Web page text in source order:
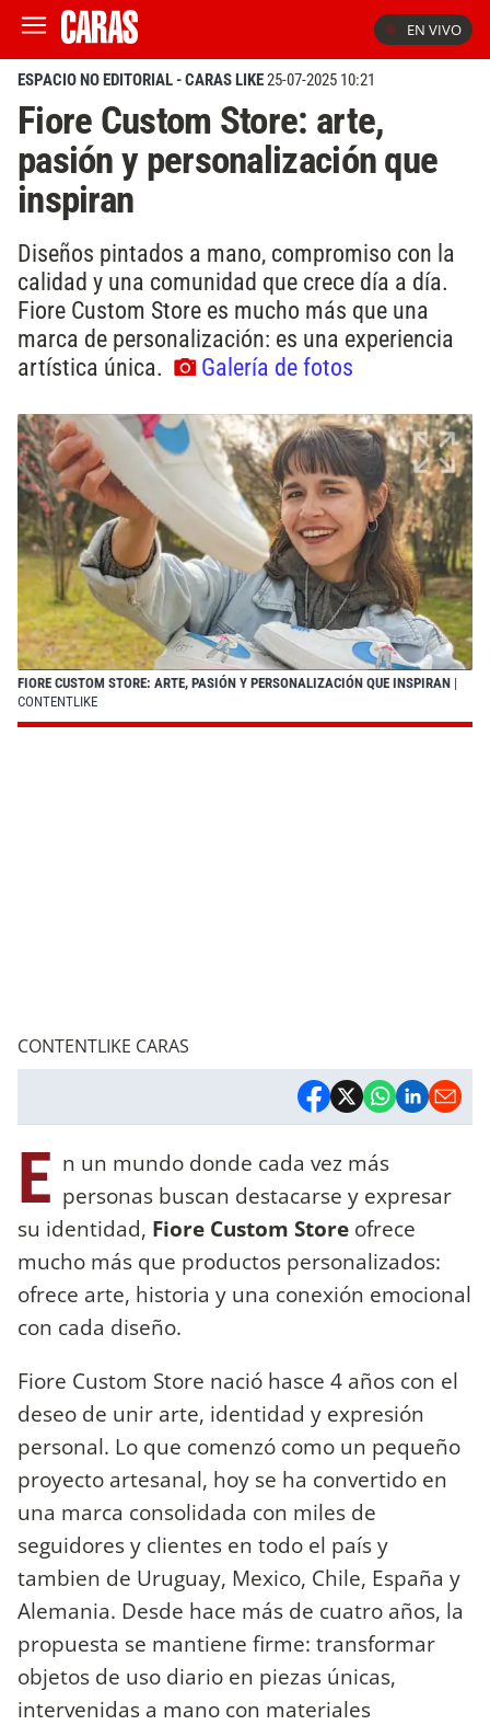
EN VIVO
ESPACIO NO EDITORIAL - CARAS LIKE25-07-2025 10:21
Fiore Custom Store: arte,
pasión y personalización que
inspiran
Diseños pintados a mano, compromiso con la
calidad y una comunidad que crece día a día.
Fiore Custom Store es mucho más que una
marca de personalización: es una experiencia
artística única.
Galería de fotos
FIORE CUSTOM STORE: ARTE, PASIÓN Y PERSONALIZACIÓN QUE INSPIRAN |
CONTENTLIKE
CONTENTLIKE CARAS
E n un mundo donde cada vez más
personas buscan destacarse y expresar
su identidad, Fiore Custom Store ofrece
mucho más que productos personalizados:
ofrece arte, historia y una conexión emocional
con cada diseño.
Fiore Custom Store nació hasce 4 años con el
deseo de unir arte, identidad y expresión
personal. Lo que comenzó como un pequeño
proyecto artesanal, hoy se ha convertido en
una marca consolidada con miles de
seguidores y clientes en todo el país y
tambien de Uruguay, Mexico, Chile, España y
Alemania. Desde hace más de cuatro años, la
propuesta se mantiene firme: transformar
objetos de uso diario en piezas únicas,
intervenidas a mano con materiales